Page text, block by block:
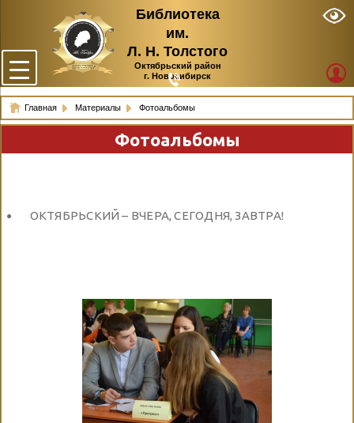
Библиотека
им.
Л. Н. Толстого
Октябрьский район
г. Новосибирск
Главная Материалы Фотоальбомы
Фотоальбомы
ОКТЯБРЬСКИЙ – ВЧЕРА, СЕГОДНЯ, ЗАВТРА!